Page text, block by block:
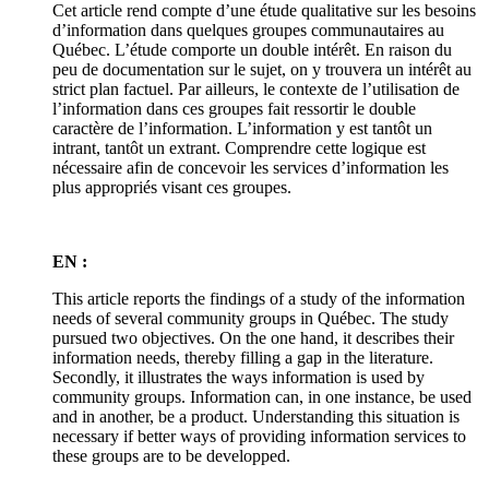
Cet article rend compte d’une étude qualitative sur les besoins
d’information dans quelques groupes communautaires au
Québec. L’étude comporte un double intérêt. En raison du
peu de documentation sur le sujet, on y trouvera un intérêt au
strict plan factuel. Par ailleurs, le contexte de l’utilisation de
l’information dans ces groupes fait ressortir le double
caractère de l’information. L’information y est tantôt un
intrant, tantôt un extrant. Comprendre cette logique est
nécessaire afin de concevoir les services d’information les
plus appropriés visant ces groupes.
EN :
This article reports the findings of a study of the information
needs of several community groups in Québec. The study
pursued two objectives. On the one hand, it describes their
information needs, thereby filling a gap in the literature.
Secondly, it illustrates the ways information is used by
community groups. Information can, in one instance, be used
and in another, be a product. Understanding this situation is
necessary if better ways of providing information services to
these groups are to be developped.